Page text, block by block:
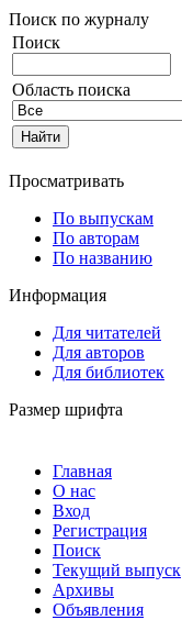
Поиск по журналу
Поиск
Область поиска
Просматривать
По выпускам
По авторам
По названию
Информация
Для читателей
Для авторов
Для библиотек
Размер шрифта
Главная
О нас
Вход
Регистрация
Поиск
Текущий выпуск
Архивы
Объявления